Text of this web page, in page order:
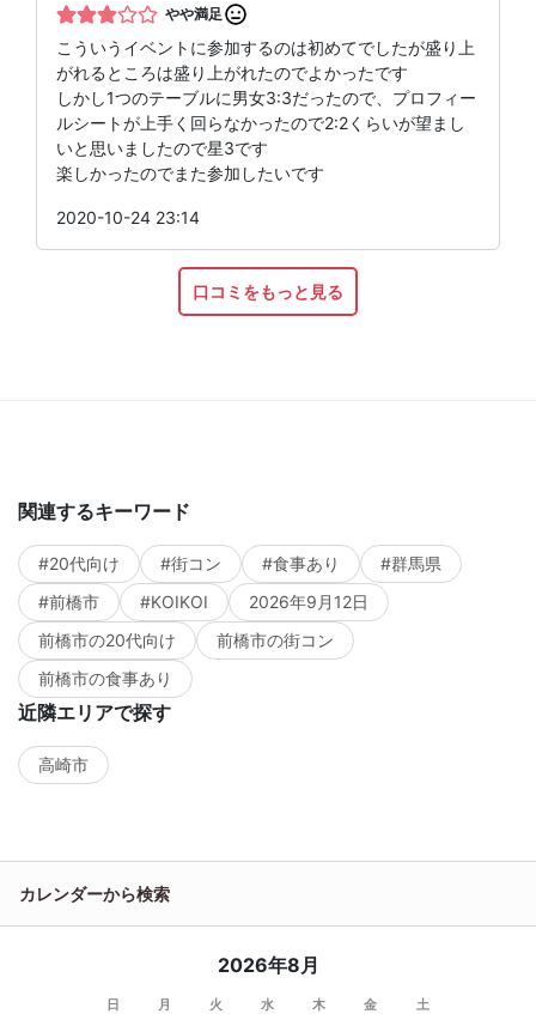
やや満足
こういうイベントに参加するのは初めてでしたが盛り上
がれるところは盛り上がれたのでよかったです
しかし1つのテーブルに男女3:3だったので、プロフィー
ルシートが上手く回らなかったので2:2くらいが望まし
いと思いましたので星3です
楽しかったのでまた参加したいです
2020-10-24 23:14
口コミをもっと見る
関連するキーワード
#20代向け #街コン #食事あり
#群馬県
#前橋市
#KOIKOI
2026年9月12日
前橋市の20代向け
前橋市の街コン
前橋市の食事あり
近隣エリアで探す
高崎市
カレンダーから検索
2026年8月
日 月 火 水 木 金 土